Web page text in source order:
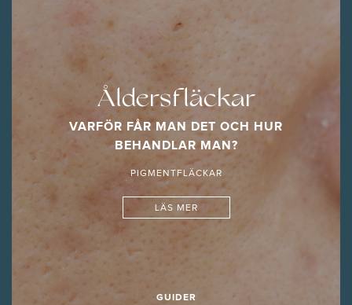
Åldersfläckar
VARFÖR FÅR MAN DET OCH HUR
BEHANDLAR MAN?
PIGMENTFLÄCKAR
LÄS MER
GUIDER